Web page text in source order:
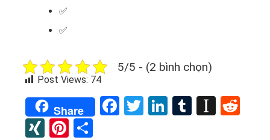
✅
✅
5/5 - (2 bình chọn)
Post Views: 74
Share Facebook
TwitterLinkedIn
Tumblr
XINGPinterest